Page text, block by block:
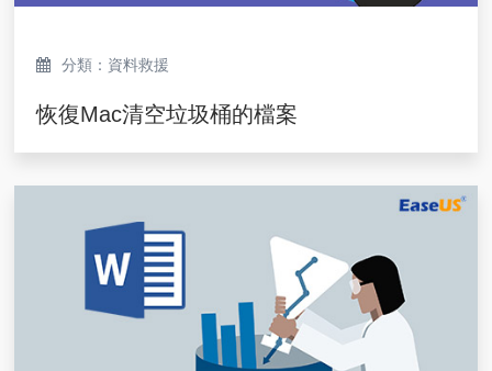
分類：資料救援
恢復Mac清空垃圾桶的檔案